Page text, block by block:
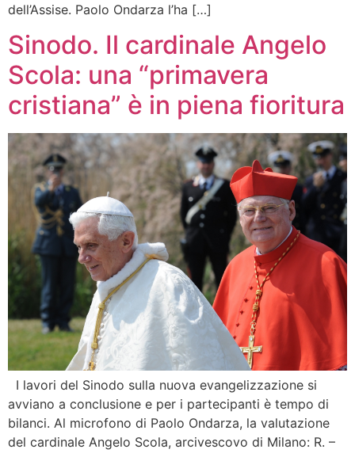
dell’Assise. Paolo Ondarza l’ha […]
Sinodo. Il cardinale Angelo
Scola: una “primavera
cristiana” è in piena fioritura
I lavori del Sinodo sulla nuova evangelizzazione si
avviano a conclusione e per i partecipanti è tempo di
bilanci. Al microfono di Paolo Ondarza, la valutazione
del cardinale Angelo Scola, arcivescovo di Milano: R. –